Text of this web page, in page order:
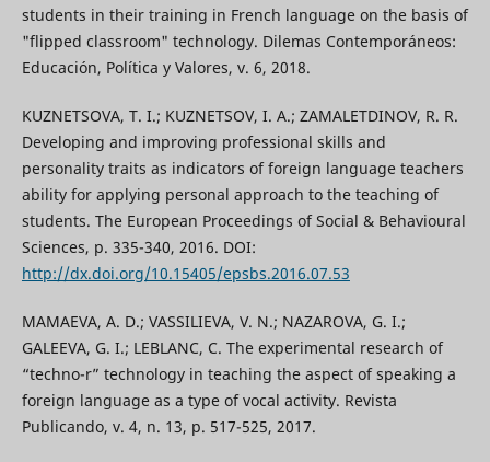
students in their training in French language on the basis of
"flipped classroom" technology. Dilemas Contemporáneos:
Educación, Política y Valores, v. 6, 2018.
KUZNETSOVA, T. I.; KUZNETSOV, I. A.; ZAMALETDINOV, R. R.
Developing and improving professional skills and
personality traits as indicators of foreign language teachers
ability for applying personal approach to the teaching of
students. The European Proceedings of Social & Behavioural
Sciences, p. 335-340, 2016. DOI:
http://dx.doi.org/10.15405/epsbs.2016.07.53
MAMAEVA, A. D.; VASSILIEVA, V. N.; NAZAROVA, G. I.;
GALEEVA, G. I.; LEBLANC, C. The experimental research of
“techno-r” technology in teaching the aspect of speaking a
foreign language as a type of vocal activity. Revista
Publicando, v. 4, n. 13, p. 517-525, 2017.